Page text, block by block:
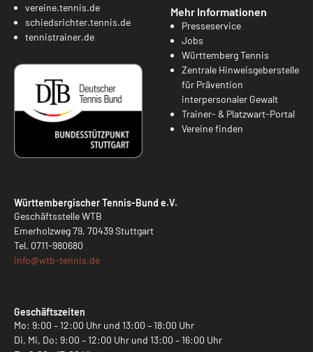
vereine.tennis.de
schiedsrichter.tennis.de
tennistrainer.de
Mehr Informationen
Presseservice
Jobs
Württemberg Tennis
Zentrale Hinweisgeberstelle
für Prävention
interpersonaler Gewalt
Trainer- & Platzwart-Portal
Vereine finden
Württembergischer Tennis-Bund e.V.
Geschäftsstelle WTB
Emerholzweg 79, 70439 Stuttgart
Tel. 0711-980680
info@wtb-tennis.de
Geschäftszeiten
Mo: 9:00 – 12:00 Uhr und 13:00 – 18:00 Uhr
Di, Mi, Do: 9:00 – 12:00 Uhr und 13:00 – 16:00 Uhr